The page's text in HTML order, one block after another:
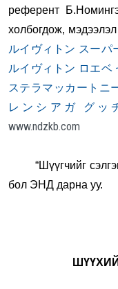
референт
холбогдож,
ルイヴィトン スーパ
ルイヴィトン ロエベ
ステラマッカートニ
レンシアガ
グッ
www.ndzkb.com
“Шүүгчийг сэлгэн
бол ЭНД дарна уу.